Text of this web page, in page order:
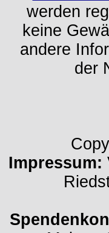
werden
keine
andere
der
Impressum: